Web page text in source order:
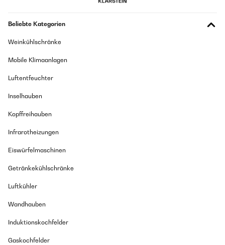
Beliebte Kategorien
Weinkühlschränke
Mobile Klimaanlagen
Luftentfeuchter
Inselhauben
Kopffreihauben
Infrarotheizungen
Eiswürfelmaschinen
Getränkekühlschränke
Luftkühler
Wandhauben
Induktionskochfelder
Gaskochfelder